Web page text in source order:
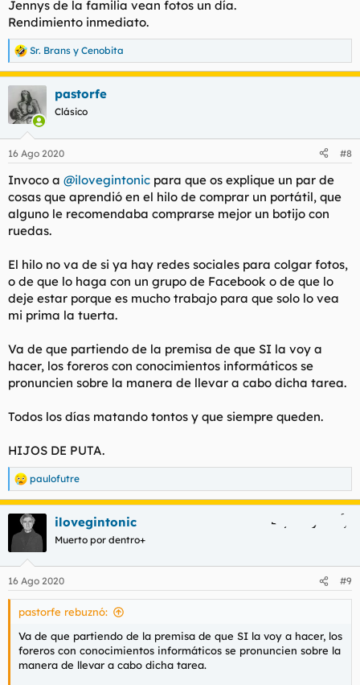
Jennys de la familia vean fotos un día.
Rendimiento inmediato.
R
e
a
c
i
e
:
Sr. Brans y Cenobita
pastorfe
Clásico
16 Ago 2020 #8
Invoco a @ilovegintonic para que os explique un par de
cosas que aprendió en el hilo de comprar un portátil, que
alguno le recomendaba comprarse mejor un botijo con
ruedas.
El hilo no va de si ya hay redes sociales para colgar fotos,
o de que lo haga con un grupo de Facebook o de que lo
deje estar porque es mucho trabajo para que solo lo vea
mi prima la tuerta.
Va de que partiendo de la premisa de que SI la voy a
hacer, los foreros con conocimientos informáticos se
pronuncien sobre la manera de llevar a cabo dicha tarea.
Todos los días matando tontos y que siempre queden.
HIJOS DE PUTA.
R
e
a
c
e
s
paulofutre
ilovegintonic
Muerto por dentro+
16 Ago 2020 #9
pastorfe rebuznó:
Va de que partiendo de la premisa de que SI la voy a hacer, los
foreros con conocimientos informáticos se pronuncien sobre la
manera de llevar a cabo dicha tarea.